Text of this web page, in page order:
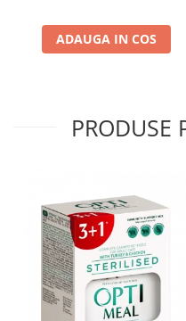
ADAUGA IN COS
PRODUSE